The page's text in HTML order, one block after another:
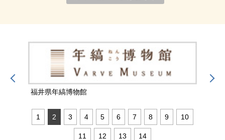
福井県年縞博物館
1 2 3 4 5 6 7 8 9 10
11 12 13 14